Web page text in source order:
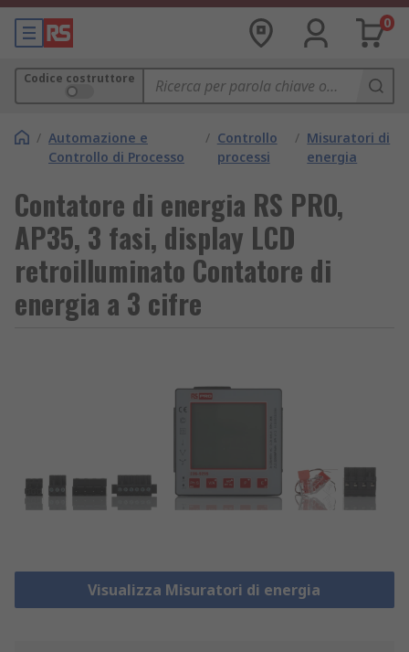
0
Codice costruttore
/ Automazione e
Controllo di Processo
/ Controllo
processi
/ Misuratori di
energia
Contatore di energia RS PRO,
AP35, 3 fasi, display LCD
retroilluminato Contatore di
energia a 3 cifre
Visualizza Misuratori di energia